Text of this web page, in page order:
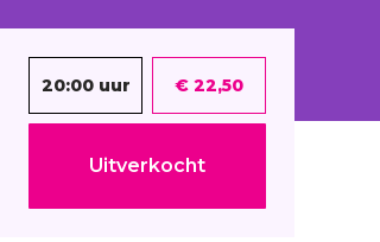
20:00 uur € 22,50
Uitverkocht